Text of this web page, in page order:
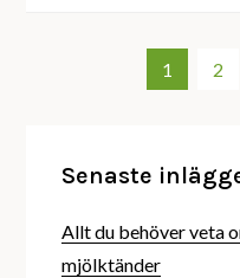
1 2
Senaste
Allt du behöver veta
mjölktänder